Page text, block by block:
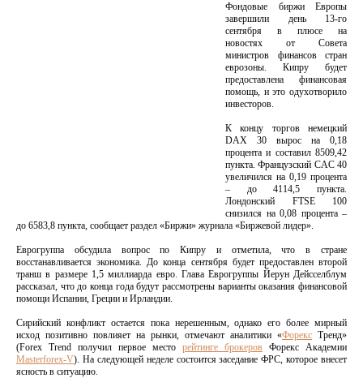
Фондовые биржи Европы
завершили день 13-го
сентября в плюсе на
новостях от Совета
министров финансов стран
еврозоны. Кипру будет
предоставлена финансовая
помощь, и это одухотворило
инвесторов.
К концу торгов немецкий
DAX 30 вырос на 0,18
процента и составил 8509,42
пункта. Французский CAC 40
увеличился на 0,19 процента
– до 4114,5 пункта.
Лондонский FTSE 100
снизился на 0,08 процента –
до 6583,8 пункта, сообщает раздел «Биржи» журнала «Биржевой лидер».
Еврогруппа обсудила вопрос по Кипру и отметила, что в стране
восстанавливается экономика. До конца сентября будет предоставлен второй
транш в размере 1,5 миллиарда евро. Глава Еврогруппы Йерун Дейсселблум
рассказал, что до конца года будут рассмотрены варианты оказания финансовой
помощи Испании, Греции и Ирландии.
Сирийский конфликт остается пока нерешенным, однако его более мирный
исход позитивно повлияет на рынки, отмечают аналитики «Форекс Тренд»
(Forex Trend получил первое место рейтинге брокеров Форекс Академии
Masterforex-V). На следующей неделе состоится заседание ФРС, которое внесет
ясность в ситуацию.